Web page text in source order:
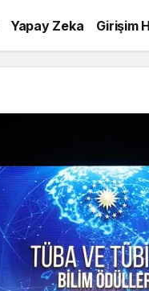
Yapay Zeka Girişim